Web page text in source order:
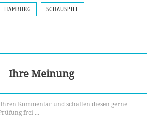
HAMBURG SCHAUSPIEL
Ihre Meinung